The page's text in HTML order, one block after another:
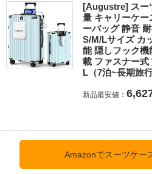
[Augustre] スー
量 キャリーケー
ーバッグ 静音
S/M/Lサイズ カ
能 隠しフック
載 ファスナー式
L（7泊~長期旅
新品最安値：
Amazonでスーツケー